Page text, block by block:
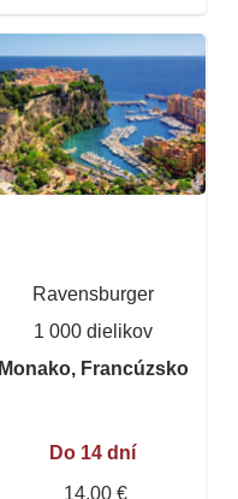
Ravensburger
1 000 dielikov
Monako, Francúzsko
Do 14 dní
14,00 €